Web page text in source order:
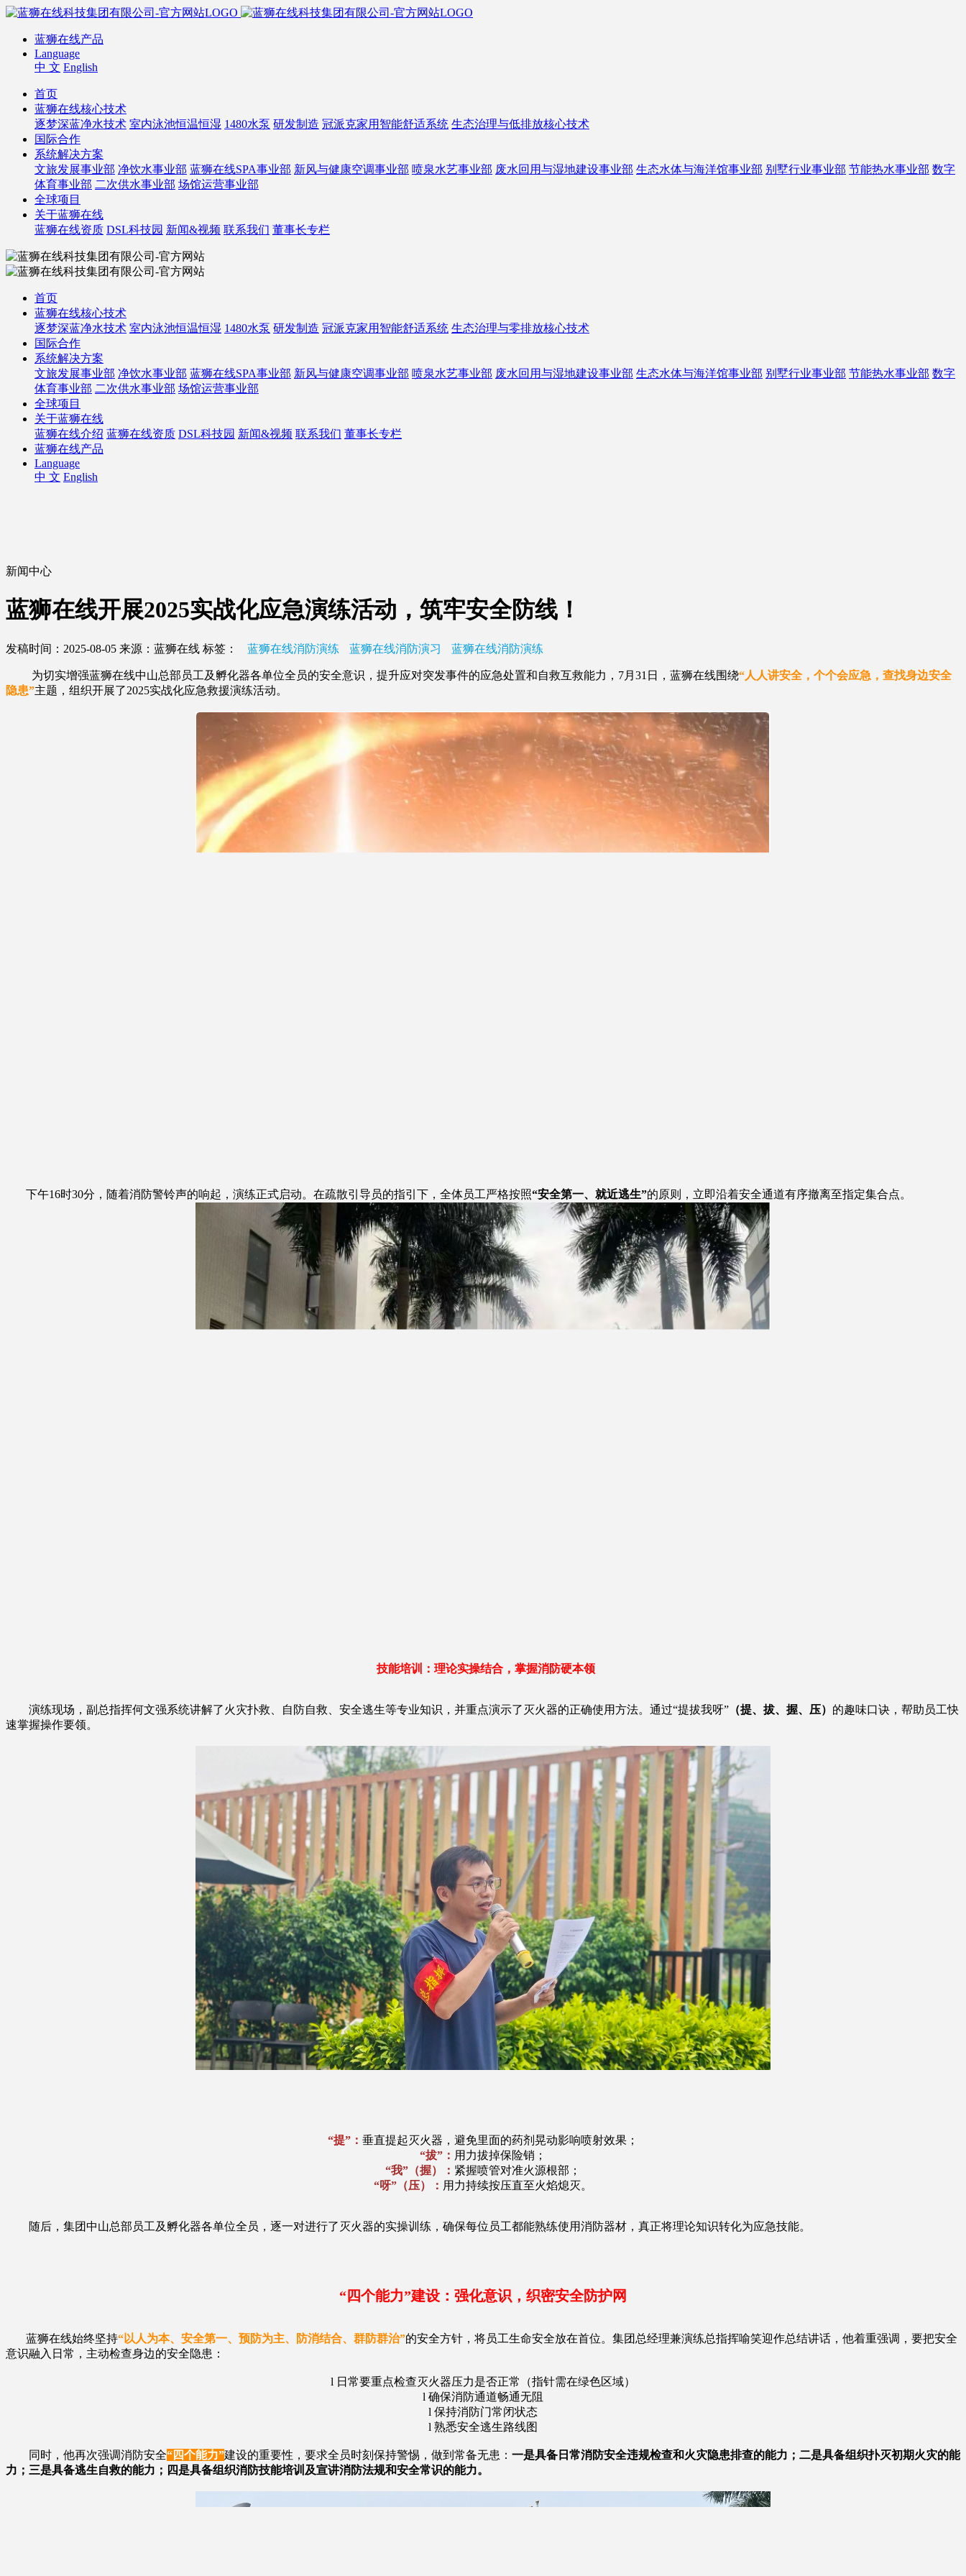
蓝狮在线产品
Language
中 文 English
首页
蓝狮在线核心技术
逐梦深蓝净水技术 室内泳池恒温恒湿 1480水泵 研发制造 冠派克家用智能舒适系统 生态治理与低排放核心技术
国际合作
系统解决方案
文旅发展事业部 净饮水事业部 蓝狮在线SPA事业部 新风与健康空调事业部 喷泉水艺事业部 废水回用与湿地建设事业部 生态水体与海洋馆事业部 别墅行业事业部 节能热水事业部 数字
体育事业部 二次供水事业部 场馆运营事业部
全球项目
关于蓝狮在线
蓝狮在线资质 DSL科技园 新闻&视频 联系我们 董事长专栏
首页
蓝狮在线核心技术
逐梦深蓝净水技术 室内泳池恒温恒湿 1480水泵 研发制造 冠派克家用智能舒适系统 生态治理与零排放核心技术
国际合作
系统解决方案
文旅发展事业部 净饮水事业部 蓝狮在线SPA事业部 新风与健康空调事业部 喷泉水艺事业部 废水回用与湿地建设事业部 生态水体与海洋馆事业部 别墅行业事业部 节能热水事业部 数字
体育事业部 二次供水事业部 场馆运营事业部
全球项目
关于蓝狮在线
蓝狮在线介绍 蓝狮在线资质 DSL科技园 新闻&视频 联系我们 董事长专栏
蓝狮在线产品
Language
中 文 English
新闻中心
蓝狮在线开展2025实战化应急演练活动，筑牢安全防线！
发稿时间：2025-08-05 来源：蓝狮在线 标签： 蓝狮在线消防演练 蓝狮在线消防演习 蓝狮在线消防演练
为切实增强蓝狮在线中山总部员工及孵化器各单位全员的安全意识，提升应对突发事件的应急处置和自救互救能力，7月31日，蓝狮在线围绕“人人讲安全，个个会应急，查找身边安全
隐患”主题，组织开展了2025实战化应急救援演练活动。
下午16时30分，随着消防警铃声的响起，演练正式启动。在疏散引导员的指引下，全体员工严格按照“安全第一、就近逃生”的原则，立即沿着安全通道有序撤离至指定集合点。
技能培训：理论实操结合，掌握消防硬本领
演练现场，副总指挥何文强系统讲解了火灾扑救、自防自救、安全逃生等专业知识，并重点演示了灭火器的正确使用方法。通过“提拔我呀” （提、拔、握、压） 的趣味口诀，帮助员工快
速掌握操作要领。
“提” ： 垂直提起灭火器，避免里面的药剂晃动影响喷射效果；
“拔” ： 用力拔掉保险销；
“我”（握） ： 紧握喷管对准火源根部；
“呀”（压） ： 用力持续按压直至火焰熄灭。
随后，集团中山总部员工及孵化器各单位全员，逐一对进行了灭火器的实操训练，确保每位员工都能熟练使用消防器材，真正将理论知识转化为应急技能。
“四个能力”建设：强化意识，织密安全防护网
蓝狮在线始终坚持“以人为本、安全第一、预防为主、防消结合、群防群治”的安全方针，将员工生命安全放在首位。集团总经理兼演练总指挥喻笑迎作总结讲话，他着重强调，要把安全
意识融入日常，主动检查身边的安全隐患：
l 日常要重点检查灭火器压力是否正常（指针需在绿色区域）
l 确保消防通道畅通无阻
l 保持消防门常闭状态
l 熟悉安全逃生路线图
同时，他再次强调消防安全“四个能力”建设的重要性，要求全员时刻保持警惕，做到常备无患： 一是具备日常消防安全违规检查和火灾隐患排查的能力；二是具备组织扑灭初期火灾的能
力；三是具备逃生自救的能力；四是具备组织消防技能培训及宣讲消防法规和安全常识的能力。